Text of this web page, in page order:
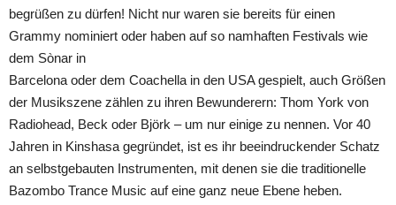
begrüßen zu dürfen! Nicht nur waren sie bereits für einen
Grammy nominiert oder haben auf so namhaften Festivals wie
dem Sònar in
Barcelona oder dem Coachella in den USA gespielt, auch Größen
der Musikszene zählen zu ihren Bewunderern: Thom York von
Radiohead, Beck oder Björk – um nur einige zu nennen. Vor 40
Jahren in Kinshasa gegründet, ist es ihr beeindruckender Schatz
an selbstgebauten Instrumenten, mit denen sie die traditionelle
Bazombo Trance Music auf eine ganz neue Ebene heben.